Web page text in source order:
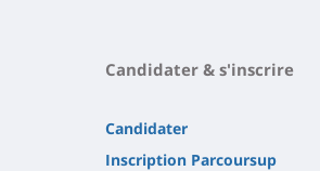
principaleCandidater & s'inscrire
Candidater
Inscription Parcoursup